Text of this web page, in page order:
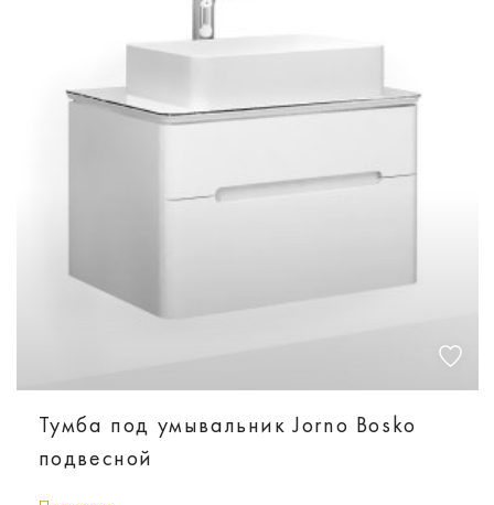
Тумба под умывальник Jorno Bosko
подвесной